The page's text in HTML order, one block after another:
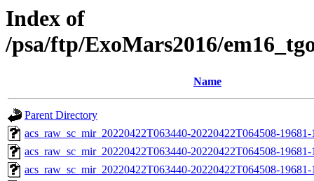
Index of
/psa/ftp/ExoMars2016/
Name
Parent Directory
acs_raw_sc_mir_20220422T063440-20220422T064508-
acs_raw_sc_mir_20220422T063440-20220422T064508-
acs_raw_sc_mir_20220422T063440-20220422T064508-